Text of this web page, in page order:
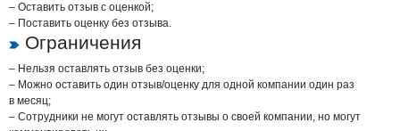
– Оставить отзыв с оценкой;
– Поставить оценку без отзыва.
Ограничения
– Нельзя оставлять отзыв без оценки;
– Можно оставить один отзыв/оценку для одной компании один раз
в месяц;
– Сотрудники не могут оставлять отзывы о своей компании, но могут